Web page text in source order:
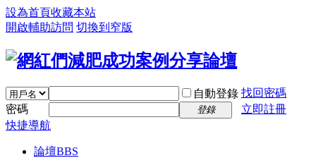
設為首頁收藏本站
開啟輔助訪問 切換到窄版
自動登錄 找回密碼
密碼
登錄
立即註冊
快捷導航
論壇BBS